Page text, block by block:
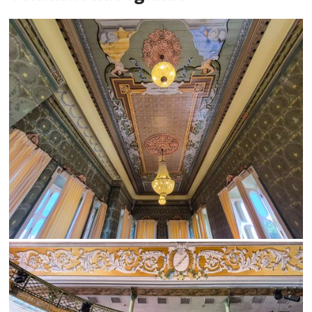
Limite de download
Status
SALVAR